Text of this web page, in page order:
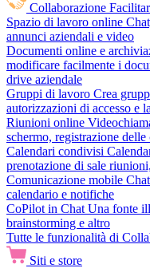
Collaborazione
Spazio di lavoro online
annunci aziendali e video
Documenti online e
modificare facilmente i
drive aziendale
Gruppi di lavoro Crea
autorizzazioni di accesso e
Riunioni online
schermo, registrazione
Calendari condivisi
prenotazione di sale
Comunicazione mobile
calendario e notifiche
CoPilot in Chat Una fonte
brainstorming e altro
Tutte le funzionalità di
Siti e store